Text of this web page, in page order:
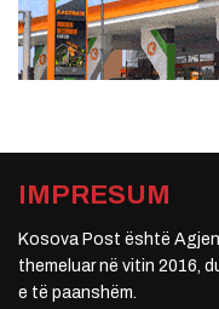
IMPRESUM
Kosova Post është
themeluar në vitin 2016,
e të paanshëm.